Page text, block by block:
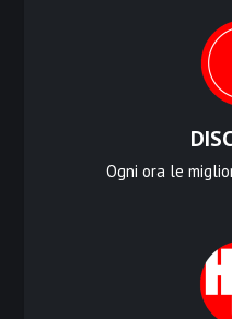
Ogni ora le